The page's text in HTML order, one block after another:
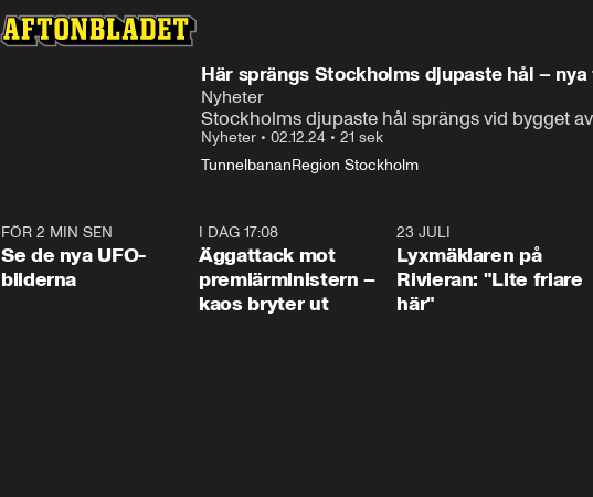
Det är ett
Här sprängs Stockholms djupaste hål –
Nyheter
Stockholms djupaste hål sprängs vid bygget
Nyheter • 02.12.24 • 21 sek
TunnelbananRegion Stockholm
FÖR 2 MIN SEN
Se de nya UFO-
bilderna
0:37
I DAG 17:08
Äggattack mot
premiärministern –
kaos bryter ut
23 JULI
Lyxmäklaren på
Rivieran: "Lite friare
här"